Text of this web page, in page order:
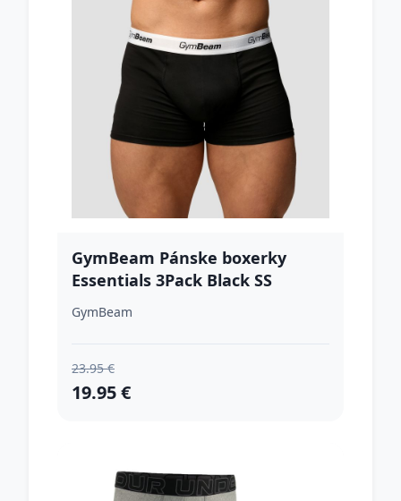
GymBeam Pánske boxerky
Essentials 3Pack Black SS
GymBeam
23.95 €
19.95 €